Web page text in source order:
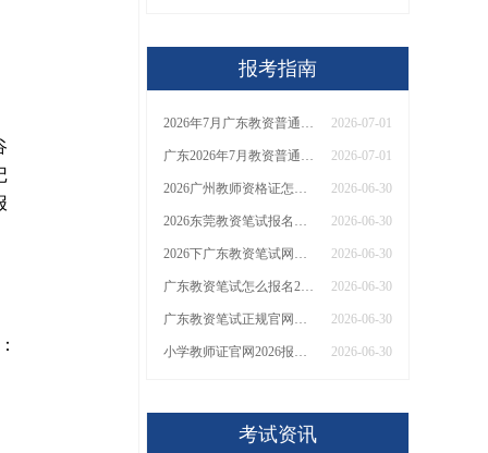
报考指南
2026年7月广东教资普通话在几月几日报名 2026-07-01
广东2026年7月教资普通话报名时间是多少 2026-07-01
2026广州教师资格证怎么报名入口在哪里 2026-06-30
2026东莞教资笔试报名入口在哪里 2026-06-30
2026下广东教资笔试网上报名官网入口：7月3日开放 2026-06-30
广东教资笔试怎么报名2026 附官方入口 2026-06-30
广东教资笔试正规官网入口2026（7月3日开放） 2026-06-30
小学教师证官网2026报名入口及考试时间表(详细解读) 2026-06-30
考试资讯